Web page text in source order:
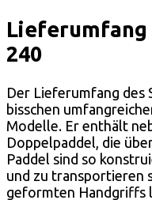
Lieferumfang
240
Der Lieferumfang des
bisschen
Modelle. Er enthält
Doppelpaddel, die
Paddel sind so
und zu transportieren
geformten Handgriffs